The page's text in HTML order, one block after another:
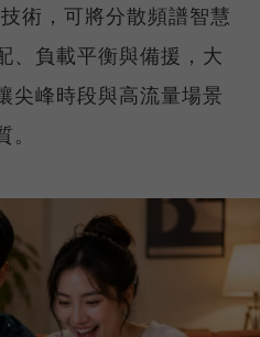
術，可將分散頻譜智慧
、負載平衡與備援，大
尖峰時段與高流量場景